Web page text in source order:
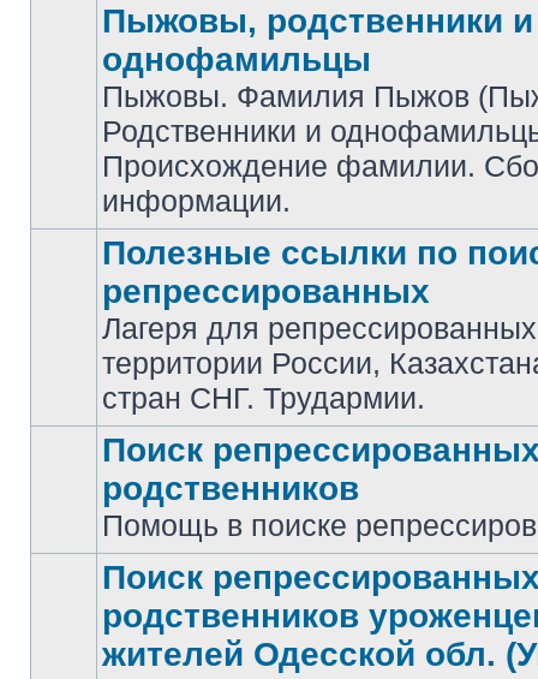
Нет
непрочитанных
сообщений
Пыжовы, родственники и
однофамильцы
Пыжовы. Фамилия Пыжов
Родственники и
Происхождение фамилии.
информации.
непрочитанных
сообщений
Полезные ссылки по
репрессированных
Лагеря для
территории России,
стран СНГ. Трудармии.
Нет
непрочитанных
сообщений
Поиск
родственников
Помощь в поиске
Нет
непрочитанных
Поиск
родственников
жителей Одесской обл.